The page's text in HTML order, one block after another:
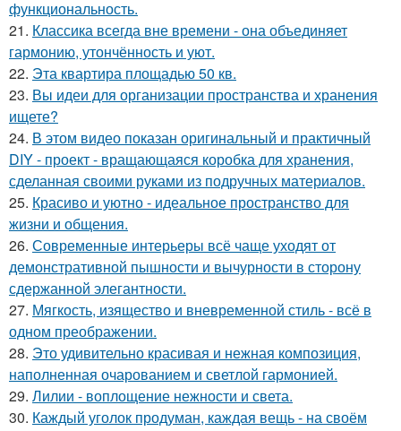
функциональность.
21. Классика всегда вне времени - она объединяет
гармонию, утончённость и уют.
22. Эта квартира площадью 50 кв.
23. Вы идеи для организации пространства и хранения
ищете?
24. В этом видео показан оригинальный и практичный
DIY - проект - вращающаяся коробка для хранения,
сделанная своими руками из подручных материалов.
25. Красиво и уютно - идеальное пространство для
жизни и общения.
26. Современные интерьеры всё чаще уходят от
демонстративной пышности и вычурности в сторону
сдержанной элегантности.
27. Мягкость, изящество и вневременной стиль - всё в
одном преображении.
28. Это удивительно красивая и нежная композиция,
наполненная очарованием и светлой гармонией.
29. Лилии - воплощение нежности и света.
30. Каждый уголок продуман, каждая вещь - на своём